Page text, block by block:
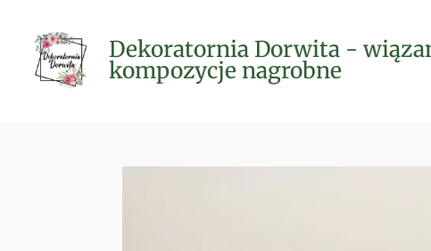
głównej
treści
Dekoratornia Dorwita -
kompozycje nagrobne